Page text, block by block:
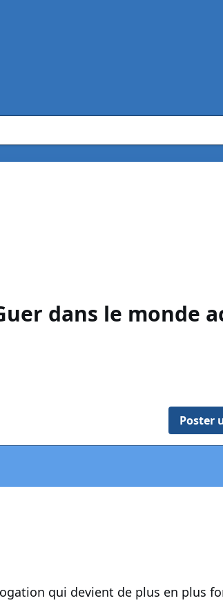
dans le monde
Poster
qui devient de plus en plus